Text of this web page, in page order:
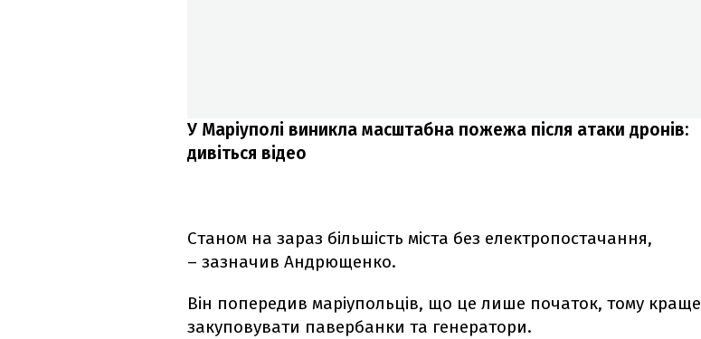
У Маріуполі виникла масштабна пожежа після атаки дронів:
дивіться відео
Станом на зараз більшість міста без електропостачання,
– зазначив Андрющенко.
Він попередив маріупольців, що це лише початок, тому краще
закуповувати павербанки та генератори.